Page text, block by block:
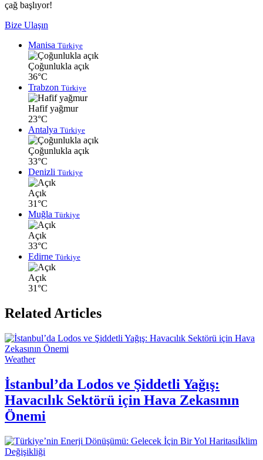
çağ başlıyor!
Bize Ulaşın
Manisa Türkiye
Çoğunlukla açık
36°C
Trabzon Türkiye
Hafif yağmur
23°C
Antalya Türkiye
Çoğunlukla açık
33°C
Denizli Türkiye
Açık
31°C
Muğla Türkiye
Açık
33°C
Edirne Türkiye
Açık
31°C
Related Articles
Weather
İstanbul’da Lodos ve Şiddetli Yağış:
Havacılık Sektörü için Hava Zekasının
Önemi
İklim
Değişikliği